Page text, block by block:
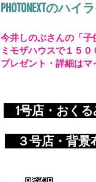
PHOTONEXTのハ
1号店・おく
​ ３号店・背
今井しのぶさんの「
ミモザハウスで１５
プレゼント・詳細は